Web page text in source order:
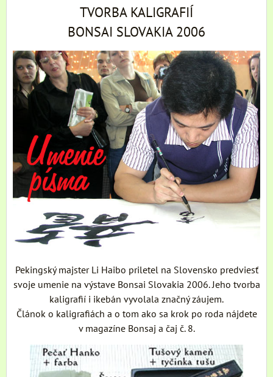
TVORBA KALIGRAFIÍ
BONSAI SLOVAKIA 2006
Pekingský majster Li Haibo priletel na Slovensko predviesť
svoje umenie na výstave Bonsai Slovakia 2006. Jeho tvorba
kaligrafií i ikebán vyvolala značný záujem.
Článok o kaligrafiách a o tom ako sa krok po roda nájdete
v magazíne Bonsaj a čaj č. 8.